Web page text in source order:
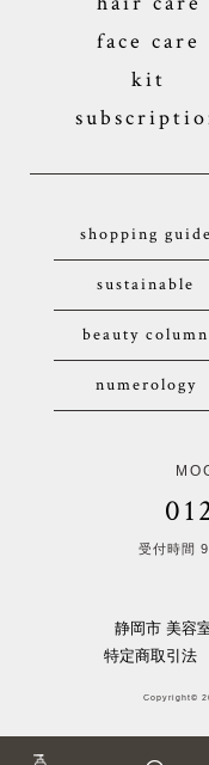
face care
kit
shopping guide
sustainable
beauty column
numerology
受付時間
静岡市 美容
特定商取引法
Copyright©